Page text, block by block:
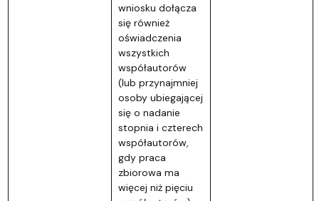
wniosku dołącza
się również
oświadczenia
wszystkich
współautorów
(lub przynajmniej
osoby ubiegającej
się o nadanie
stopnia i czterech
współautorów,
gdy praca
zbiorowa ma
więcej niż pięciu